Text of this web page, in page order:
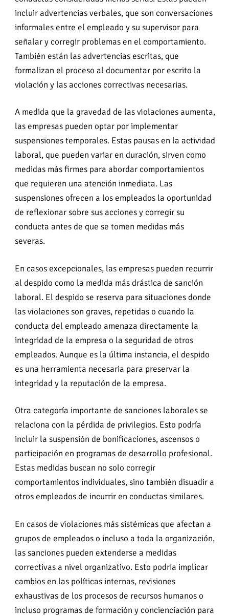
incluir advertencias verbales, que son conversaciones
informales entre el empleado y su supervisor para
señalar y corregir problemas en el comportamiento.
También están las advertencias escritas, que
formalizan el proceso al documentar por escrito la
violación y las acciones correctivas necesarias.
A medida que la gravedad de las violaciones aumenta,
las empresas pueden optar por implementar
suspensiones temporales. Estas pausas en la actividad
laboral, que pueden variar en duración, sirven como
medidas más firmes para abordar comportamientos
que requieren una atención inmediata. Las
suspensiones ofrecen a los empleados la oportunidad
de reflexionar sobre sus acciones y corregir su
conducta antes de que se tomen medidas más
severas.
En casos excepcionales, las empresas pueden recurrir
al despido como la medida más drástica de sanción
laboral. El despido se reserva para situaciones donde
las violaciones son graves, repetidas o cuando la
conducta del empleado amenaza directamente la
integridad de la empresa o la seguridad de otros
empleados. Aunque es la última instancia, el despido
es una herramienta necesaria para preservar la
integridad y la reputación de la empresa.
Otra categoría importante de sanciones laborales se
relaciona con la pérdida de privilegios. Esto podría
incluir la suspensión de bonificaciones, ascensos o
participación en programas de desarrollo profesional.
Estas medidas buscan no solo corregir
comportamientos individuales, sino también disuadir a
otros empleados de incurrir en conductas similares.
En casos de violaciones más sistémicas que afectan a
grupos de empleados o incluso a toda la organización,
las sanciones pueden extenderse a medidas
correctivas a nivel organizativo. Esto podría implicar
cambios en las políticas internas, revisiones
exhaustivas de los procesos de recursos humanos o
incluso programas de formación y concienciación para